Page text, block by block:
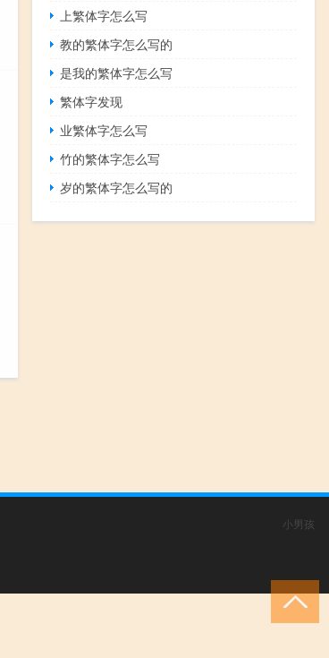
上繁体字怎么写
教的繁体字怎么写的
是我的繁体字怎么写
繁体字发现
业繁体字怎么写
竹的繁体字怎么写
岁的繁体字怎么写的
小男孩